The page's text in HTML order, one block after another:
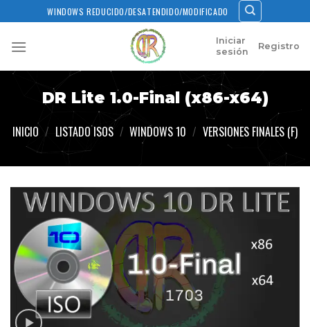
to
content
WINDOWS REDUCIDO/DESATENDIDO/MODIFICADO
Iniciar
sesión
Registro
DR Lite 1.0-Final (x86-x64)
INICIO / LISTADO ISOS / WINDOWS 10 / VERSIONES FINALES (F)